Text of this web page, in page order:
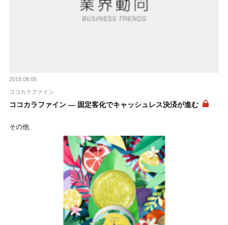
2018.08.06
ココカラファイン
ココカラファイン ― 固定客化でキャッシュレス決済が進む
その他